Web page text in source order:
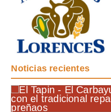
Noticias recientes